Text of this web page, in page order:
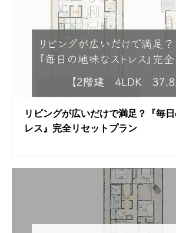
リビングが広いだけで満足？『毎
レス』完全リセットプラン